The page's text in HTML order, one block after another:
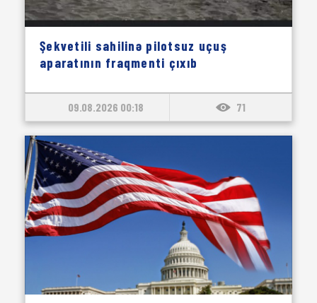
Şekvetili sahilinə pilotsuz uçuş
aparatının fraqmenti çıxıb
09.08.2026 00:18 71